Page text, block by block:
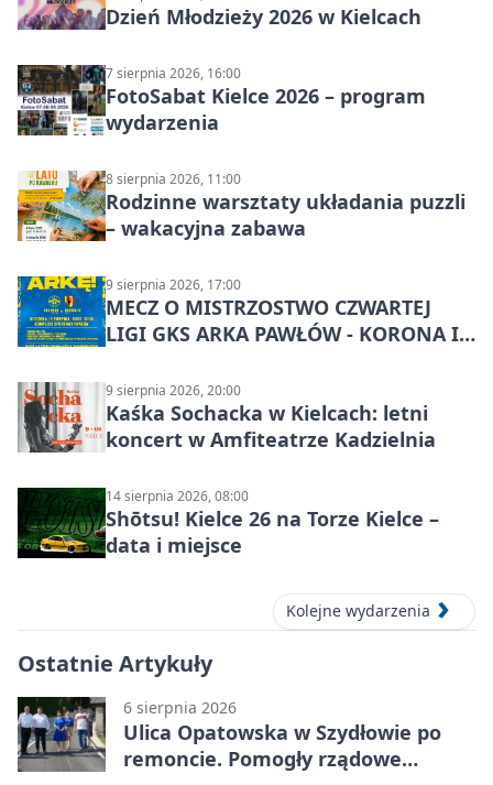
Dzień Młodzieży 2026 w Kielcach
7 sierpnia 2026, 16:00
FotoSabat Kielce 2026 – program
wydarzenia
8 sierpnia 2026, 11:00
Rodzinne warsztaty układania puzzli
– wakacyjna zabawa
9 sierpnia 2026, 17:00
MECZ O MISTRZOSTWO CZWARTEJ
LIGI GKS ARKA PAWŁÓW - KORONA III
9 sierpnia 2026, 20:00
Kaśka Sochacka w Kielcach: letni
koncert w Amfiteatrze Kadzielnia
14 sierpnia 2026, 08:00
Shōtsu! Kielce 26 na Torze Kielce –
data i miejsce
Kolejne wydarzenia
Ostatnie Artykuły
6 sierpnia 2026
Ulica Opatowska w Szydłowie po
remoncie. Pomogły rządowe